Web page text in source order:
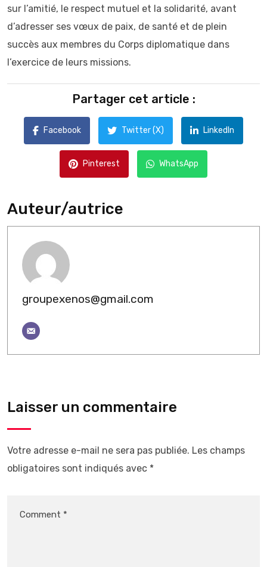
sur l’amitié, le respect mutuel et la solidarité, avant
d’adresser ses vœux de paix, de santé et de plein
succès aux membres du Corps diplomatique dans
l’exercice de leurs missions.
Partager cet article :
Facebook Twitter (X) LinkedIn
Pinterest WhatsApp
Auteur/autrice
groupexenos@gmail.com
Laisser un commentaire
Votre adresse e-mail ne sera pas publiée. Les champs
obligatoires sont indiqués avec *